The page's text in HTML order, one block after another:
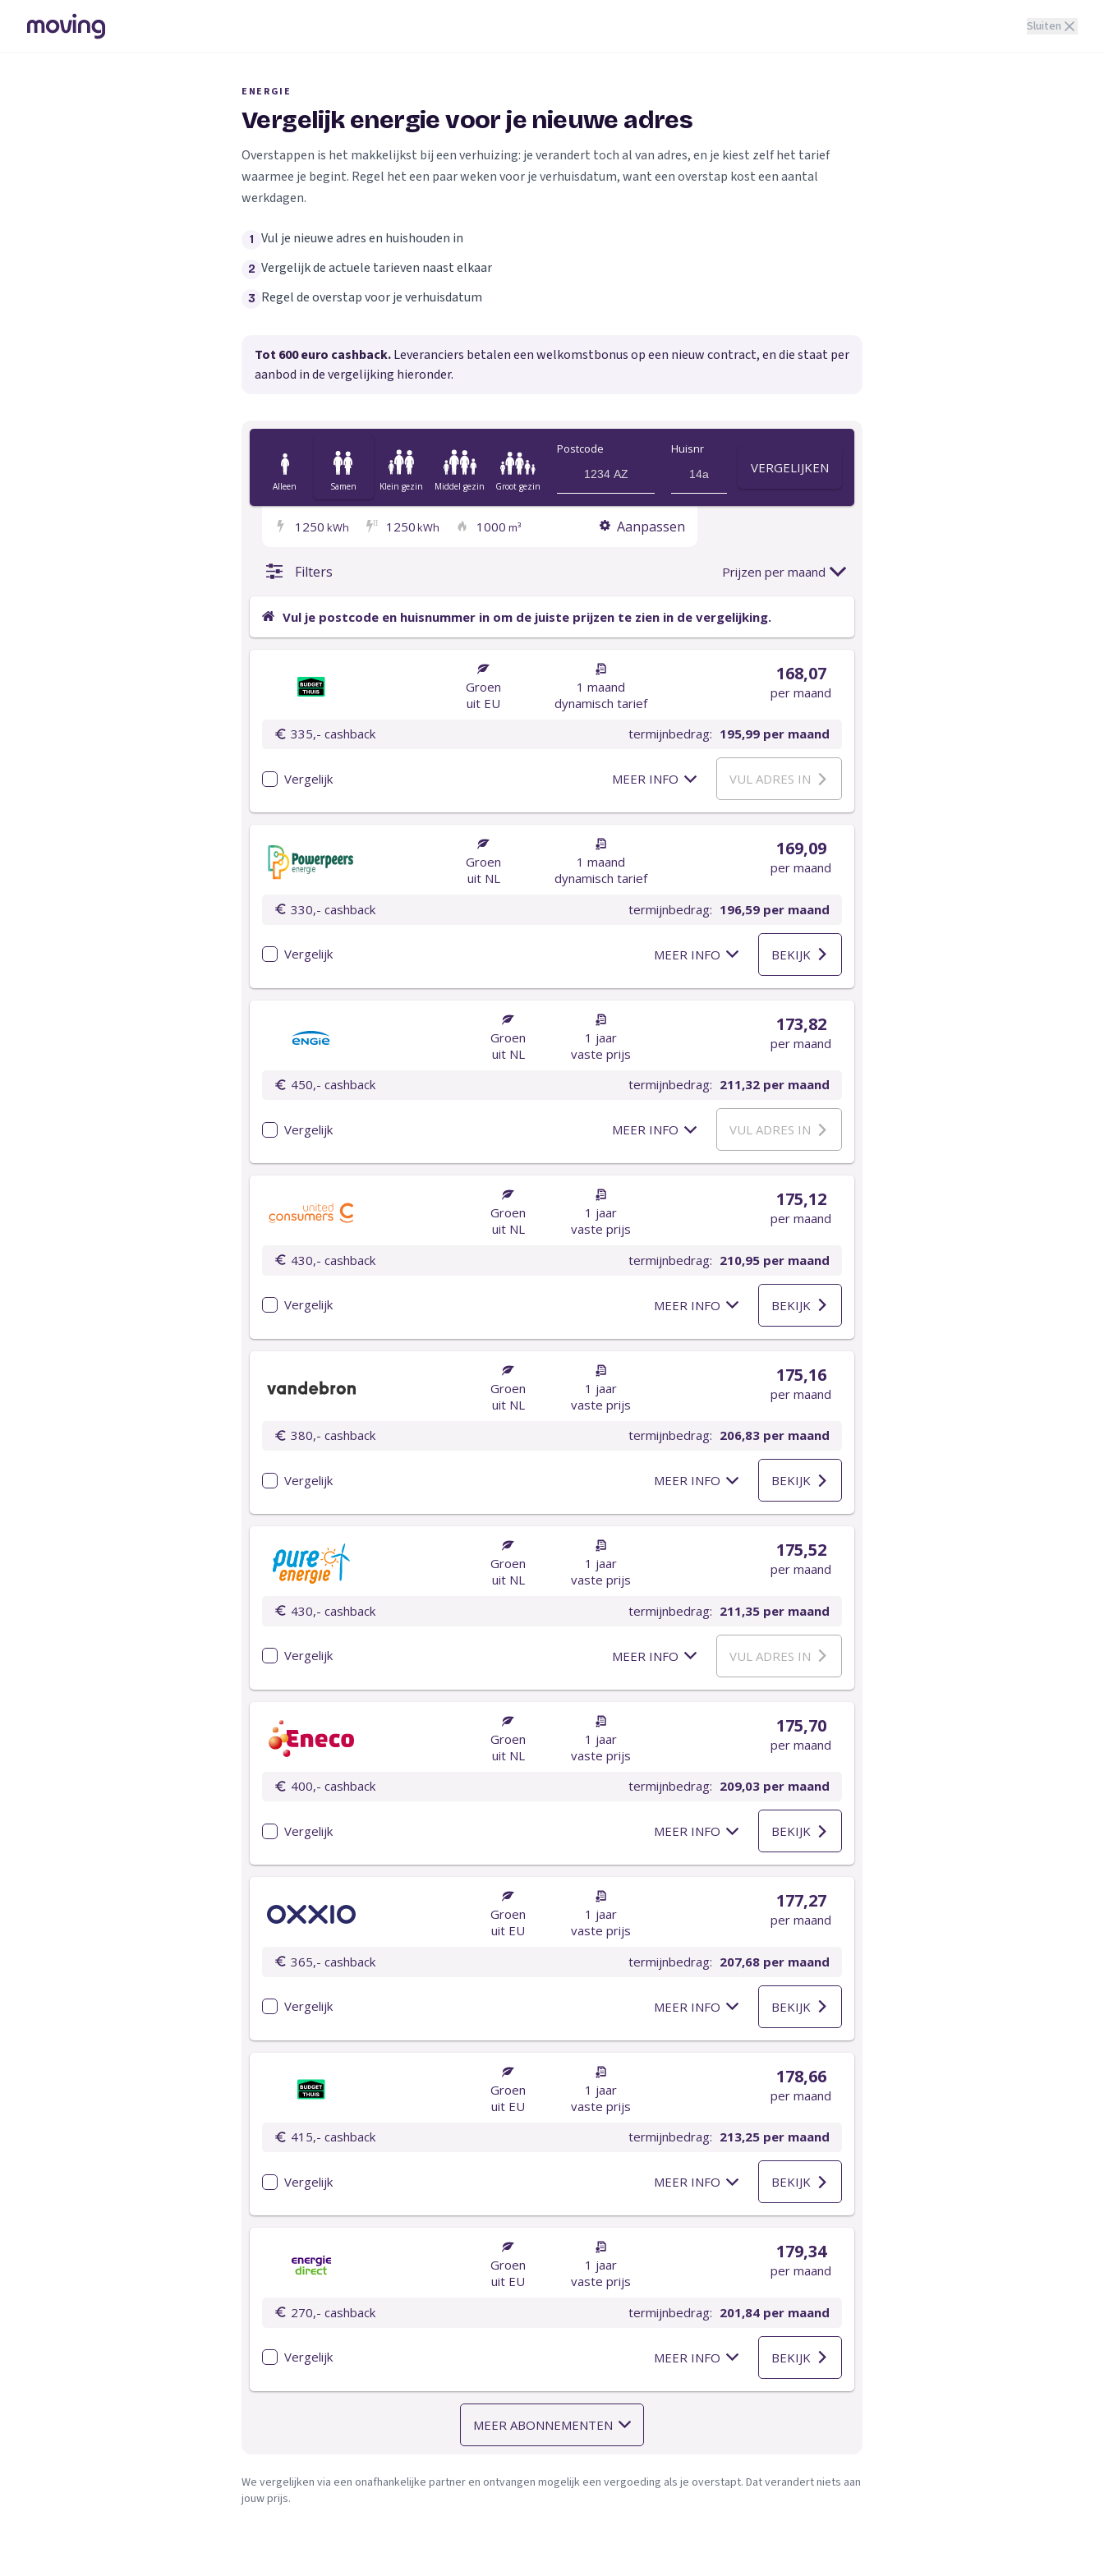
Sluiten
ENERGIE
Vergelijk energie voor je nieuwe adres
Overstappen is het makkelijkst bij een verhuizing: je verandert toch al van adres, en je kiest zelf het tarief
waarmee je begint. Regel het een paar weken voor je verhuisdatum, want een overstap kost een aantal
werkdagen.
1 Vul je nieuwe adres en huishouden in
2 Vergelijk de actuele tarieven naast elkaar
3 Regel de overstap voor je verhuisdatum
Tot 600 euro cashback.Leveranciers betalen een welkomstbonus op een nieuw contract, en die staat per
aanbod in de vergelijking hieronder.
We vergelijken via een onafhankelijke partner en ontvangen mogelijk een vergoeding als je overstapt. Dat verandert niets aan
jouw prijs.